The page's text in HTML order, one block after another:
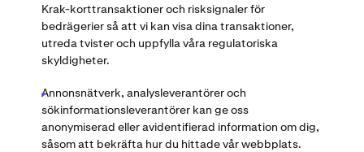
Krak-korttransaktioner och risksignaler för
bedrägerier så att vi kan visa dina transaktioner,
utreda tvister och uppfylla våra regulatoriska
skyldigheter.
Annonsnätverk, analysleverantörer och
sökinformationsleverantörer kan ge oss
anonymiserad eller avidentifierad information om dig,
såsom att bekräfta hur du hittade vår webbplats.